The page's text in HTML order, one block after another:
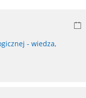
- wiedza,